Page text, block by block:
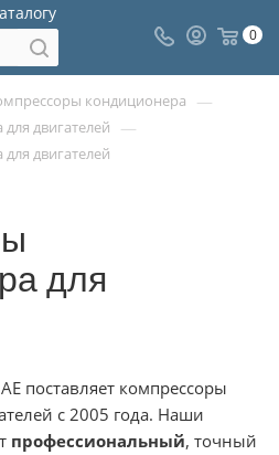
0
кондиционера —
двигателей —
двигателей
для
поставляет компрессоры
с 2005 года. Наши
профессиональный, точный